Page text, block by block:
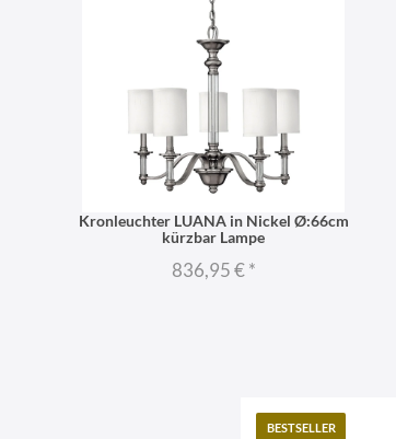
Kronleuchter LUANA in Nickel Ø:66cm
kürzbar Lampe
836,95 €*
BESTSELLER